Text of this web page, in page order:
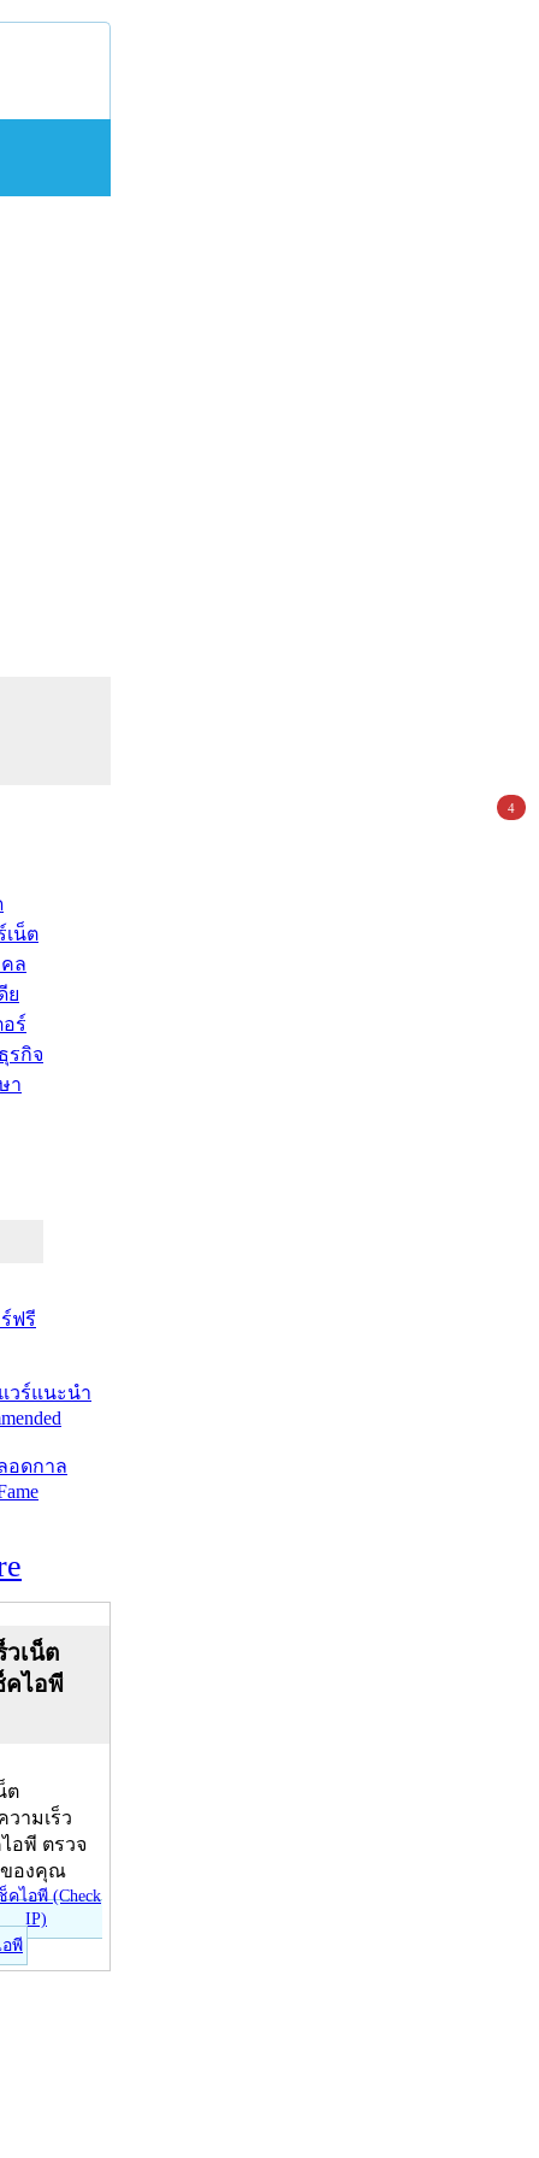
เน็ต
ล
ย
อร์
รกิจ
า
ฟรี
วร์แนะนำ
อดกาล
วเน็ต
คไอพี
ต
วามเร็ว
อพี ตรวจ
ของคุณ
อพี
4